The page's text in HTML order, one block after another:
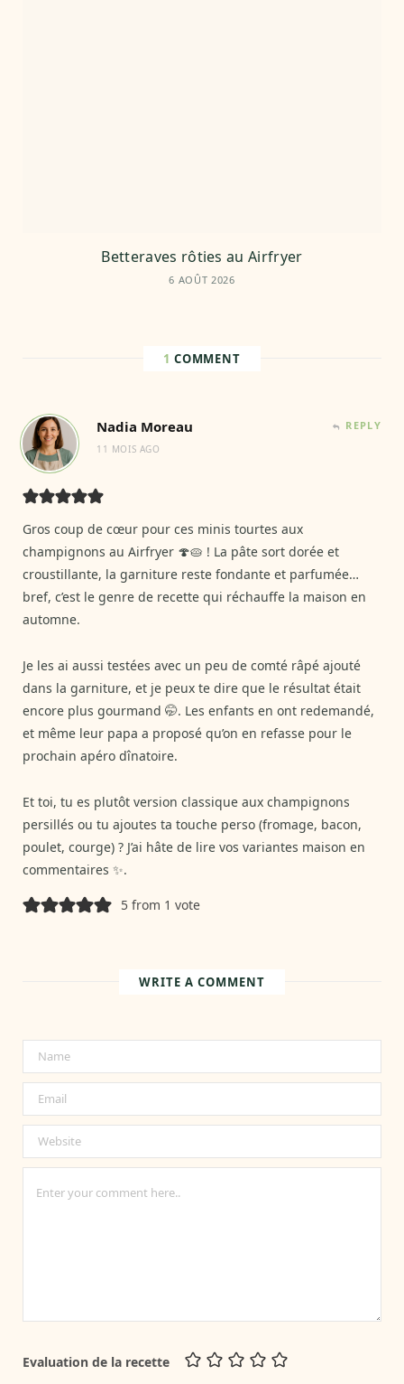
Betteraves rôties au Airfryer
6 AOÛT 2026
1 COMMENT
Nadia Moreau
11 MOIS AGO
REPLY
Gros coup de cœur pour ces minis tourtes aux
champignons au Airfryer 🍄🥧 ! La pâte sort dorée et
croustillante, la garniture reste fondante et parfumée…
bref, c’est le genre de recette qui réchauffe la maison en
automne.
Je les ai aussi testées avec un peu de comté râpé ajouté
dans la garniture, et je peux te dire que le résultat était
encore plus gourmand 🤭. Les enfants en ont redemandé,
et même leur papa a proposé qu’on en refasse pour le
prochain apéro dînatoire.
Et toi, tu es plutôt version classique aux champignons
persillés ou tu ajoutes ta touche perso (fromage, bacon,
poulet, courge) ? J’ai hâte de lire vos variantes maison en
commentaires ✨.
5 from 1 vote
WRITE A COMMENT
Evaluation de la recette